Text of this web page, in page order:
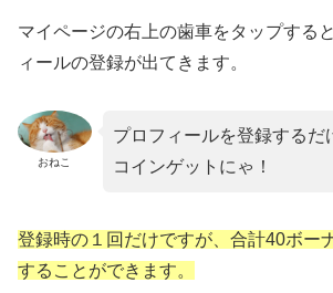
マイページの右上の歯車をタップする
ィールの登録が出てきます。
おねこ
プロフィールを登録するだ
コインゲットにゃ！
登録時の１回だけですが、合計40ボー
することができます。